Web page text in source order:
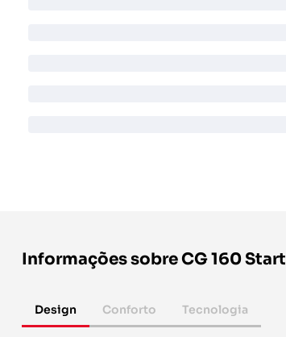
Informações sobre CG 160 Start
Design Conforto Tecnologia